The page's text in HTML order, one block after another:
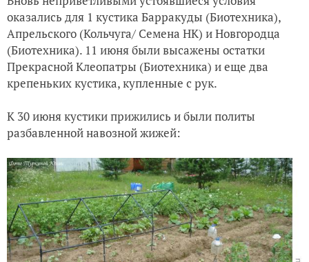
оказались для 1 кустика Барракуды (Биотехника),
Апрельского (Кольчуга/ Семена НК) и Новгородца
(Биотехника). 11 июня были высажены остатки
Прекрасной Клеопатры (Биотехника) и еще два
крепеньких кустика, купленные с рук.
К 30 июня кустики прижились и были политы
разбавленной навозной жижей: